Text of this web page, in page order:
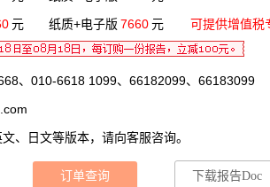
元 纸质+电子版 7660元 可提供增值税
、010-6618 1099、66182099、66183099
、日文等版本，请向客服咨询。
订单查询 下载报告Doc